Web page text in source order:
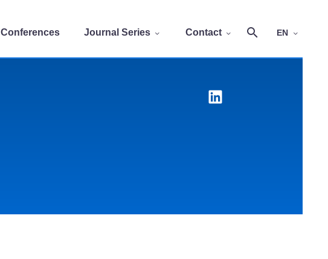
Conferences Journal Series Contact EN